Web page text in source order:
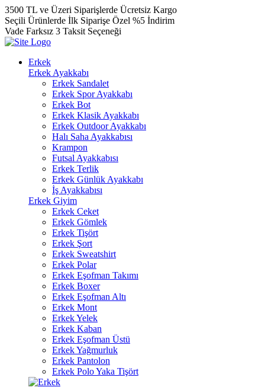
3500 TL ve Üzeri Siparişlerde Ücretsiz Kargo
Seçili Ürünlerde İlk Siparişe Özel %5 İndirim
Vade Farksız 3 Taksit Seçeneği
Erkek
Erkek Ayakkabı
Erkek Sandalet
Erkek Spor Ayakkabı
Erkek Bot
Erkek Klasik Ayakkabı
Erkek Outdoor Ayakkabı
Halı Saha Ayakkabısı
Krampon
Futsal Ayakkabısı
Erkek Terlik
Erkek Günlük Ayakkabı
İş Ayakkabısı
Erkek Giyim
Erkek Ceket
Erkek Gömlek
Erkek Tişört
Erkek Şort
Erkek Sweatshirt
Erkek Polar
Erkek Eşofman Takımı
Erkek Boxer
Erkek Eşofman Altı
Erkek Mont
Erkek Yelek
Erkek Kaban
Erkek Eşofman Üstü
Erkek Yağmurluk
Erkek Pantolon
Erkek Polo Yaka Tişört